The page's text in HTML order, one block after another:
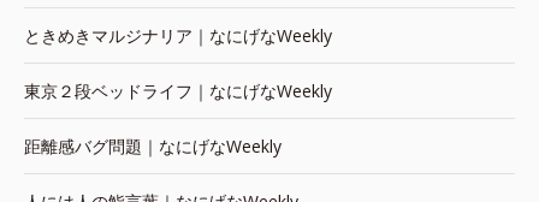
ときめきマルジナリア｜なにげなWeekly
東京２段ベッドライフ｜なにげなWeekly
距離感バグ問題｜なにげなWeekly